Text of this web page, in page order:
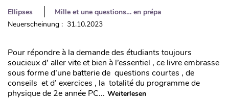
Ellipses
Mille et une questions… en prépa
Neuerscheinung : 31.10.2023
Pour répondre à la demande des étudiants toujours
soucieux d’ aller vite et bien à l’essentiel , ce livre embrasse
sous forme d’une batterie de questions courtes , de
conseils et d’ exercices , la totalité du programme de
physique de 2e année PC... Weiterlesen